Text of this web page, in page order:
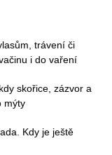
trávení či
i do vaření
skořice, zázvor a
mýty
Kdy je ještě